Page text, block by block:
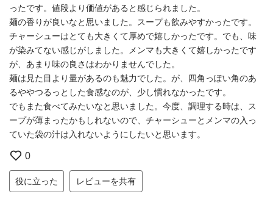
ったです。値段より価値があると感じられました。
麺の香りが良いなと思いました。スープも飲みやすかったです。
チャーシューはとても大きくて厚めで嬉しかったです。でも、味
が染みてない感じがしました。メンマも大きくて嬉しかったです
が、あまり味の良さはわかりませんでした。
麺は見た目より量があるのも魅力でした。が、四角っぽい角のあ
るややつるっとした食感なのが、少し慣れなかったです。
でもまた食べてみたいなと思いました。今度、調理する時は、ス
ープが薄まったかもしれないので、チャーシューとメンマの入っ
ていた袋の汁は入れないようにしたいと思います。
0
役に立った レビューを共有